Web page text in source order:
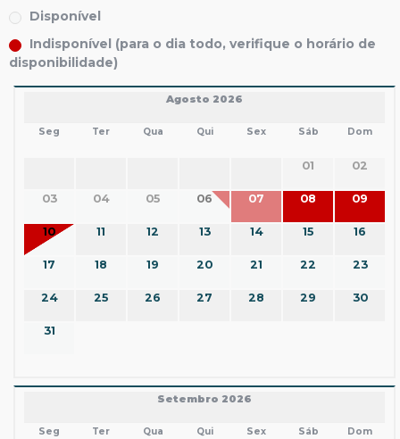
Disponível
Indisponível (para o dia todo, verifique o horário de
disponibilidade)
Agosto 2026
Seg Ter Qua Qui Sex Sáb Dom
01 02
03 04 05 06 07 08 09
10 11 12 13 14 15 16
17 18 19 20 21 22 23
24 25 26 27 28 29 30
31
Setembro 2026
Seg Ter Qua Qui Sex Sáb Dom